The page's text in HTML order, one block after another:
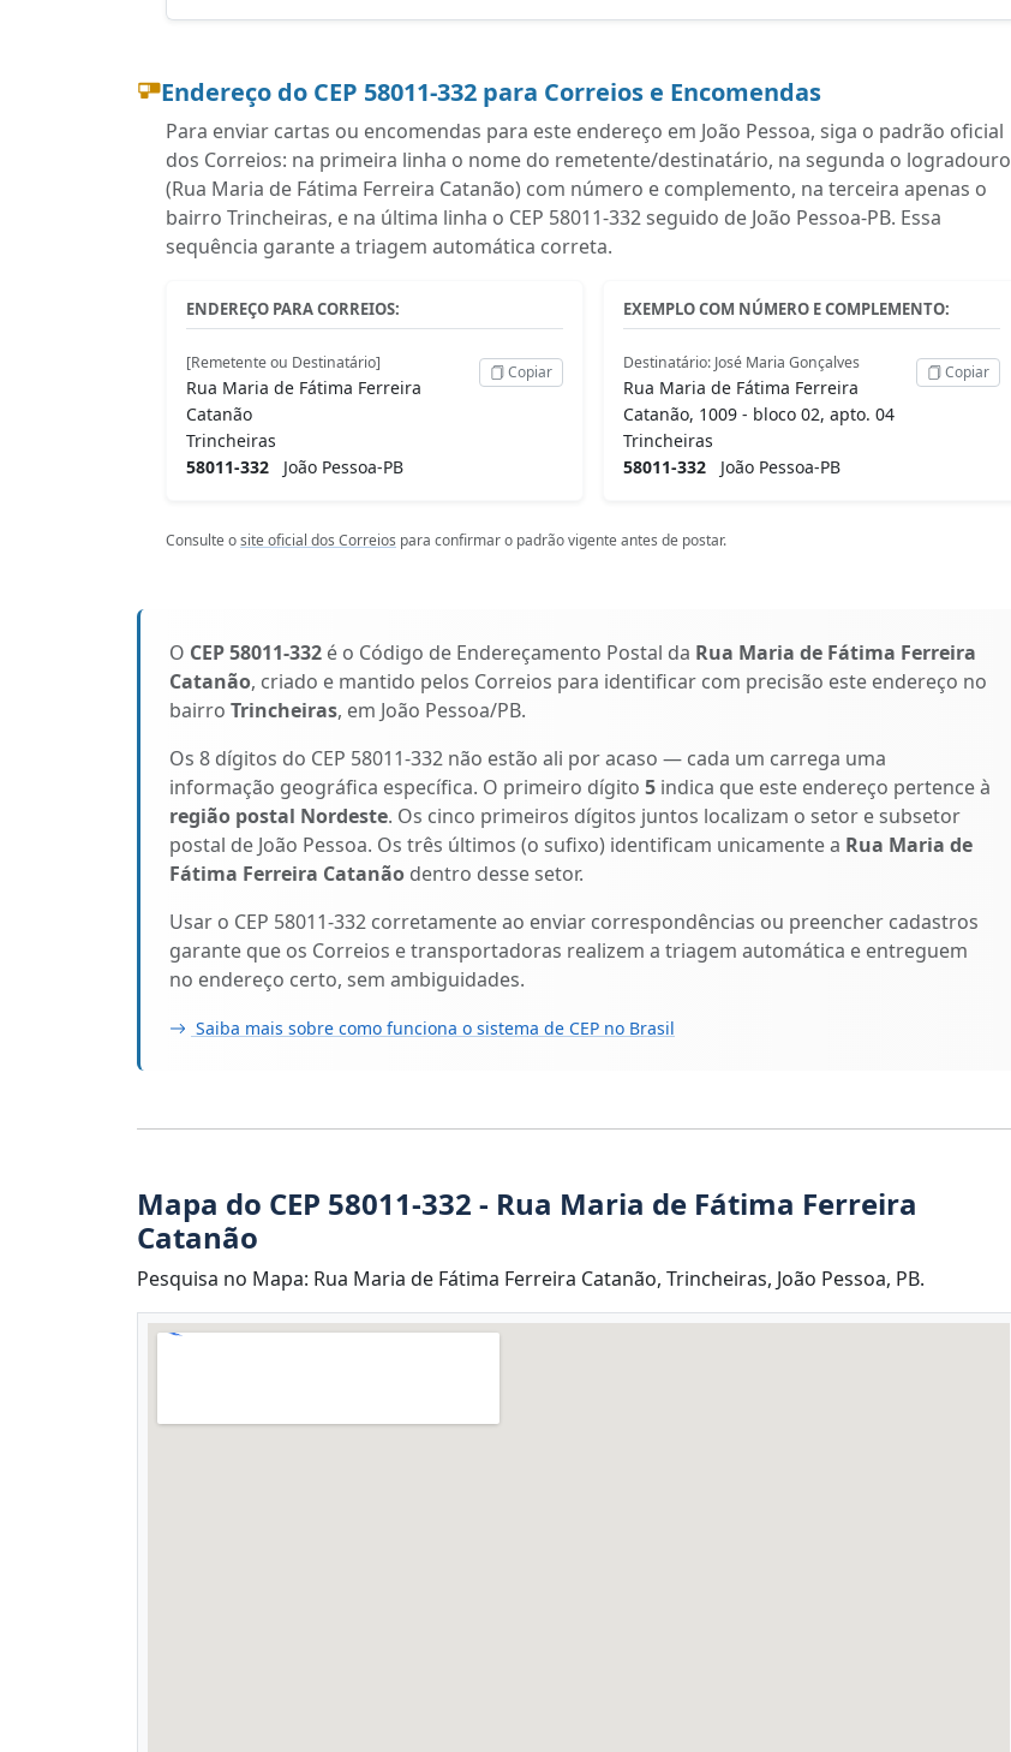
Endereço do CEP 58011-332 para Correios e Encomendas
Para enviar cartas ou encomendas para este endereço em João Pessoa, siga o padrão oficial
dos Correios: na primeira linha o nome do remetente/destinatário, na segunda o logradouro
(Rua Maria de Fátima Ferreira Catanão) com número e complemento, na terceira apenas o
bairro Trincheiras, e na última linha o CEP 58011-332 seguido de João Pessoa-PB. Essa
sequência garante a triagem automática correta.
ENDEREÇO PARA CORREIOS:
[Remetente ou Destinatário]
Rua Maria de Fátima Ferreira
Catanão
Trincheiras
58011-332 João Pessoa-PB
Copiar
EXEMPLO COM NÚMERO E COMPLEMENTO:
Destinatário: José Maria Gonçalves
Rua Maria de Fátima Ferreira
Catanão, 1009 - bloco 02, apto. 04
Trincheiras
58011-332 João Pessoa-PB
Copiar
Consulte osite oficial dos Correios para confirmar o padrão vigente antes de postar.
O CEP 58011-332 é o Código de Endereçamento Postal da Rua Maria de Fátima Ferreira
Catanão, criado e mantido pelos Correios para identificar com precisão este endereço no
bairro Trincheiras, em João Pessoa/PB.
Os 8 dígitos do CEP 58011-332 não estão ali por acaso — cada um carrega uma
informação geográfica específica. O primeiro dígito 5 indica que este endereço pertence à
região postal Nordeste. Os cinco primeiros dígitos juntos localizam o setor e subsetor
postal de João Pessoa. Os três últimos (o sufixo) identificam unicamente a Rua Maria de
Fátima Ferreira Catanão dentro desse setor.
Usar o CEP 58011-332 corretamente ao enviar correspondências ou preencher cadastros
garante que os Correios e transportadoras realizem a triagem automática e entreguem
no endereço certo, sem ambiguidades.
Saiba mais sobre como funciona o sistema de CEP no Brasil
Mapa do CEP 58011-332 - Rua Maria de Fátima Ferreira
Catanão
Pesquisa no Mapa: Rua Maria de Fátima Ferreira Catanão, Trincheiras, João Pessoa, PB.